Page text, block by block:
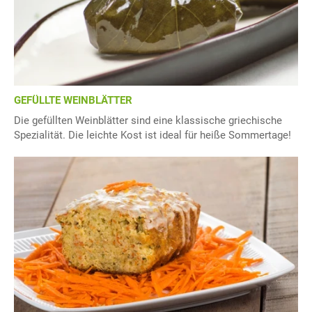
GEFÜLLTE WEINBLÄTTER
Die gefüllten Weinblätter sind eine klassische griechische
Spezialität. Die leichte Kost ist ideal für heiße Sommertage!